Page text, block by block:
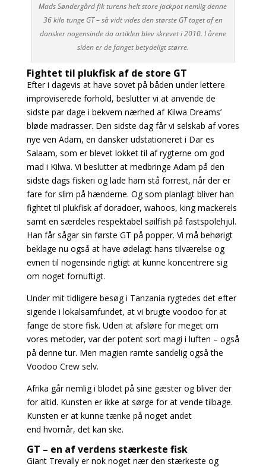
Mads Søndergård fik turens helt store jackpot nemlig denne
36 kilo tunge GT – så vidt vides den største GT taget af en
dansker nogensinde da artiklen blev skrevet i 2010. I årene
siden er de fanget betydeligt større.
Fightet til plukfisk af de store GT
Efter i dagevis at have sovet på båden under lettere
improviserede forhold, beslutter vi at anvende de
sidste par dage i bekvem nærhed af Kilwa Dreams’
bløde madrasser. Den sidste dag får vi selskab af vores
nye ven Adam, en dansker udstationeret i Dar es
Salaam, som er blevet lokket til af rygterne om god
mad i Kilwa. Vi beslutter at medbringe Adam på den
sidste dags fiskeri og lade ham stå forrest, når der er
fare for slim på hænderne. Og som planlagt bliver han
fightet til plukfisk af doradoer, wahoos, king mackerels
samt en særdeles respektabel sailfish på fastspolehjul.
Han får sågar sin første GT på popper. Vi må behørigt
beklage nu også at have ødelagt hans tilværelse og
evnen til nogensinde rigtigt at kunne koncentrere sig
om noget fornuftigt.
Under mit tidligere besøg i Tanzania rygtedes det efter
sigende i lokalsamfundet, at vi brugte voodoo for at
fange de store fisk. Uden at afsløre for meget om
vores metoder, var der potent sort magi i luften – også
på denne tur. Men magien ramte sandelig også the
Voodoo Crew selv.
Afrika går nemlig i blodet på sine gæster og bliver der
for altid. Kunsten er ikke at sørge for at vende tilbage.
Kunsten er at kunne tænke på noget andet
end hvornår, det kan ske.
GT – en af verdens stærkeste fisk
Giant Trevally er nok noget nær den stærkeste og